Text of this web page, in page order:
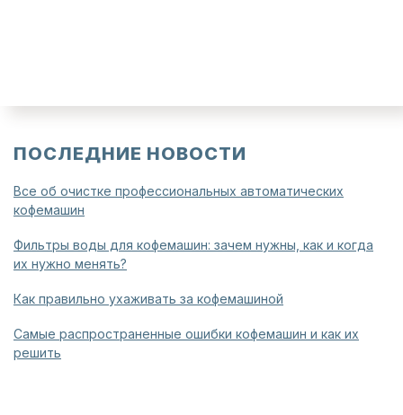
ПОСЛЕДНИЕ НОВОСТИ
Все об очистке профессиональных автоматических
кофемашин
Фильтры воды для кофемашин: зачем нужны, как и когда
их нужно менять?
Как правильно ухаживать за кофемашиной
Самые распространенные ошибки кофемашин и как их
решить